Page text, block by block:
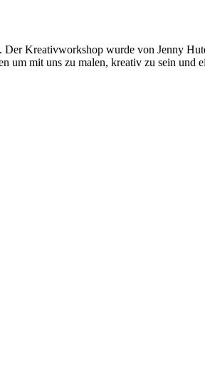
Kreativworkshop wurde von Jenny
um mit uns zu malen, kreativ zu sein und